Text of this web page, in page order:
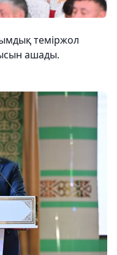
теміржол
ашады.